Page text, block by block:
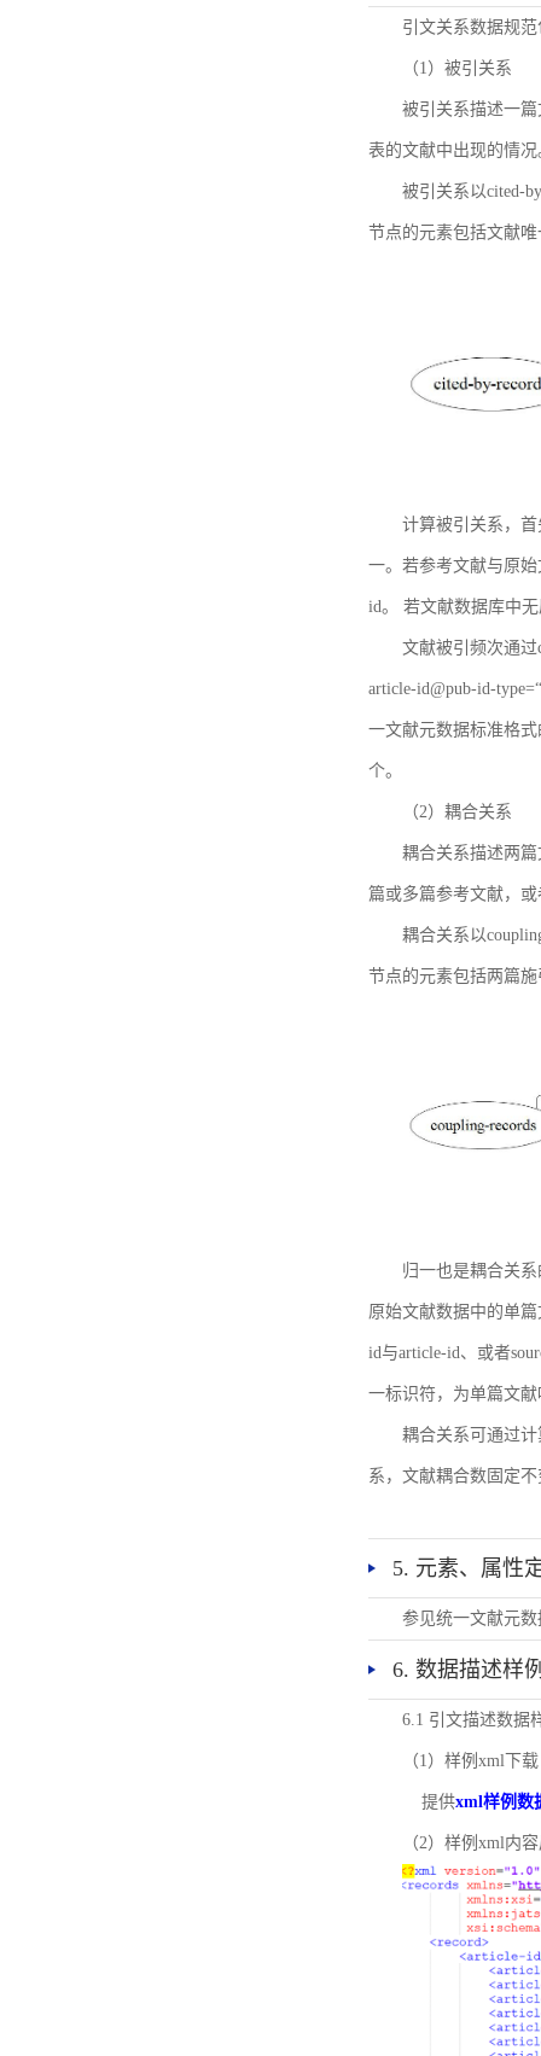
引文关系数据规
（1）被引关系
被引关系描述一
表的文献中出现的情况
被引关系以cited-
节点的元素包括文献
计算被引关系，
一。若参考文献与原
id。 若文献数据库中
文献被引频次通
article-id@pub-id-
一文献元数据标准格
个。
（2）耦合关系
耦合关系描述两
篇或多篇参考文献，
耦合关系以
节点的元素包括两篇
归一也是耦合关
原始文献数据中的单篇
id与article-id、或者
一标识符，为单篇文
耦合关系可通过
系，文献耦合数固定不
5. 元素、属性
参见统一文献元
6. 数据描述样
6.1 引文描述数据
（1）样例xml下载
提供xml样例数
（2）样例xml内